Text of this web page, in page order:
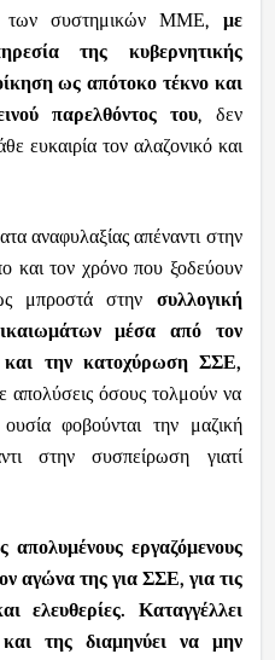
των συστημικών ΜΜΕ, με
της κυβερνητικής
ως απότοκο τέκνο και
παρελθόντος του, δεν
ευκαιρία τον αλαζονικό και
αναφυλαξίας απέναντι στην
και τον χρόνο που ξοδεύουν
μπροστά στην συλλογική
μέσα από τον
και την κατοχύρωση ΣΣΕ,
απολύσεις όσους τολμούν να
ουσία φοβούνται την μαζική
στην συσπείρωση γιατί
εργαζόμενους
αγώνα της για ΣΣΕ, για τις
ελευθερίες.
Καταγγέλλει
της διαμηνύει να μην